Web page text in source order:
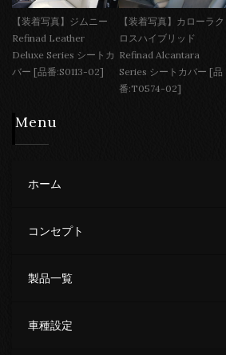
【装着写真】ジムニー
Refinad Leather
Deluxe Series シートカ
バー [品番:S0113-02]
【装着写真】カローラク
ロスハイブリッド
Refinad Alcantara
Series シートカバー [品
番:T0574-02]
Menu
ホーム
コンセプト
製品一覧
車種設定